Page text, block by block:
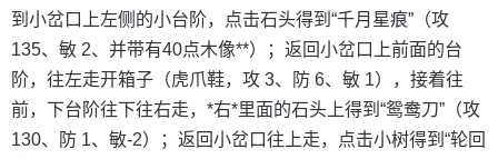
到小岔口上左侧的小台阶，点击石头得到“千月星痕”（攻
135、敏 2、并带有40点木像**）；返回小岔口上前面的台
阶，往左走开箱子（虎爪鞋，攻 3、防 6、敏 1），接着往
前，下台阶往下往右走，*右*里面的石头上得到“鸳鸯刀”（攻
130、防 1、敏-2）；返回小岔口往上走，点击小树得到“轮回